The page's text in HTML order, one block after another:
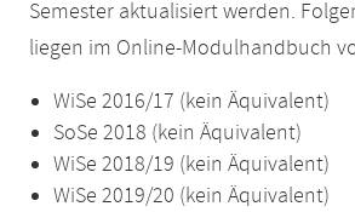
Semester aktualisiert werden.
liegen im Online-Modulhandbuch
WiSe 2016/17 (kein Äquivalent)
SoSe 2018 (kein Äquivalent)
WiSe 2018/19 (kein Äquivalent)
WiSe 2019/20 (kein Äquivalent)